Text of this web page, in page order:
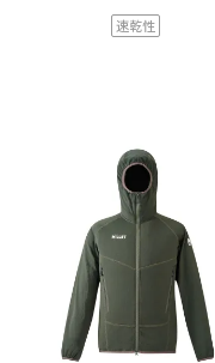
速乾性